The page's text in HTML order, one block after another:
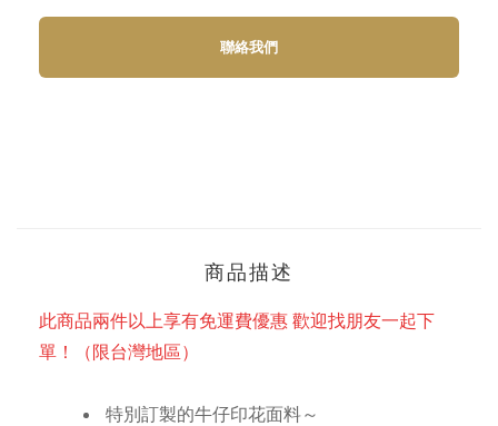
聯絡我們
商品描述
此商品兩件以上享有免運費優惠 歡迎找朋友一起下
單！（限台灣地區）
特別訂製的牛仔印花面料～